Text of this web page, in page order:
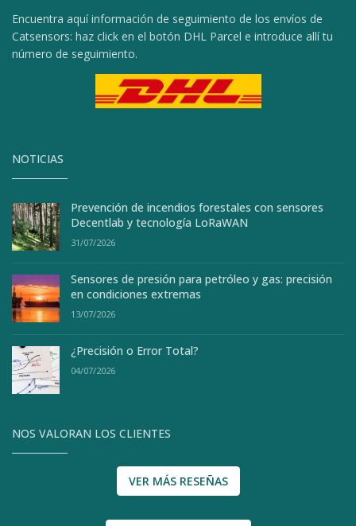
Encuentra aquí información de seguimiento de los envíos de
Catsensors: haz click en el botón DHL Parcel e introduce allí tu
número de seguimiento.
NOTICIAS
Prevención de incendios forestales con sensores
Decentlab y tecnología LoRaWAN
31/07/2026
Sensores de presión para petróleo y gas: precisión
en condiciones extremas
13/07/2026
¿Precisión o Error Total?
04/07/2026
NOS VALORAN LOS CLIENTES
VER MÁS RESEÑAS